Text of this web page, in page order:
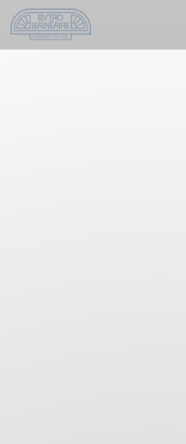
Πίνακας διαχείρισης "Μπισκότων" (Cookies)